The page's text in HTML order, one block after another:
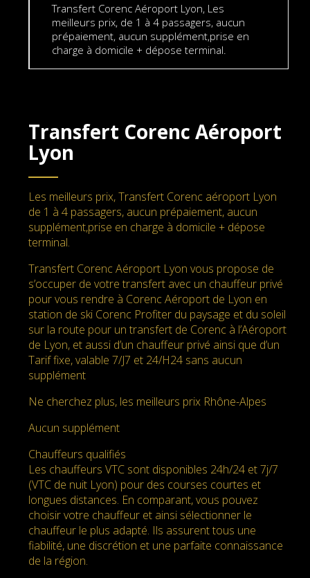
Transfert Corenc Aéroport Lyon, Les
meilleurs prix, de 1 à 4 passagers, aucun
prépaiement, aucun supplément,prise en
charge à domicile + dépose terminal.
Transfert Corenc Aéroport
Lyon
Les meilleurs prix, Transfert Corenc aéroport Lyon
de 1 à 4 passagers, aucun prépaiement, aucun
supplément,prise en charge à domicile + dépose
terminal.
Transfert Corenc Aéroport Lyon vous propose de
s’occuper de votre transfert avec un chauffeur privé
pour vous rendre à Corenc Aéroport de Lyon en
station de ski Corenc Profiter du paysage et du soleil
sur la route pour un transfert de Corenc à l’Aéroport
de Lyon, et aussi d’un chauffeur privé ainsi que d’un
Tarif fixe, valable 7/J7 et 24/H24 sans aucun
supplément
Ne cherchez plus, les meilleurs prix Rhône-Alpes
Aucun supplément
Chauffeurs qualifiés
Les chauffeurs VTC sont disponibles 24h/24 et 7j/7
(VTC de nuit Lyon) pour des courses courtes et
longues distances. En comparant, vous pouvez
choisir votre chauffeur et ainsi sélectionner le
chauffeur le plus adapté. Ils assurent tous une
fiabilité, une discrétion et une parfaite connaissance
de la région.